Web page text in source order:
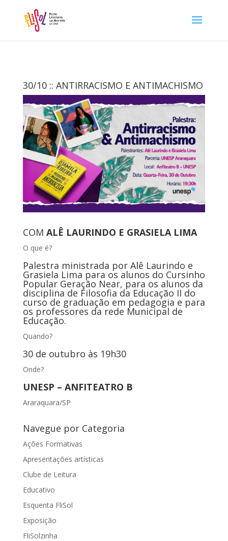
30/10 :: ANTIRRACISMO E ANTIMACHISMO
COM ALÊ LAURINDO E GRASIELA LIMA
O que é?
Palestra ministrada por Alê Laurindo e
Grasiela Lima para os alunos do Cursinho
Popular Geração Near, para os alunos da
disciplina de Filosofia da Educação II do
curso de graduação em pedagogia e para
os professores da rede Municipal de
Educação.
Quando?
30 de outubro às 19h30
Onde?
UNESP – ANFITEATRO B
Araraquara/SP
Navegue por Categoria
Ações Formativas
Apresentações artísticas
Clube de Leitura
Educativo
Esquenta FliSol
Exposição
FliSolzinha